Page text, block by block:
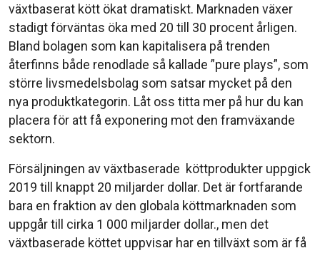
växtbaserat kött ökat dramatiskt. Marknaden växer
stadigt förväntas öka med 20 till 30 procent årligen.
Bland bolagen som kan kapitalisera på trenden
återfinns både renodlade så kallade ”pure plays”, som
större livsmedelsbolag som satsar mycket på den
nya produktkategorin. Låt oss titta mer på hur du kan
placera för att få exponering mot den framväxande
sektorn.
Försäljningen av växtbaserade köttprodukter uppgick
2019 till knappt 20 miljarder dollar. Det är fortfarande
bara en fraktion av den globala köttmarknaden som
uppgår till cirka 1 000 miljarder dollar., men det
växtbaserade köttet uppvisar har en tillväxt som är få